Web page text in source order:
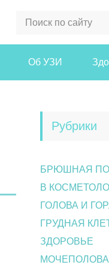
Об УЗИ
Рубрики
БРЮШНАЯ
В
ГОЛОВА И
ГРУДНАЯ
ЗДОРОВЬЕ